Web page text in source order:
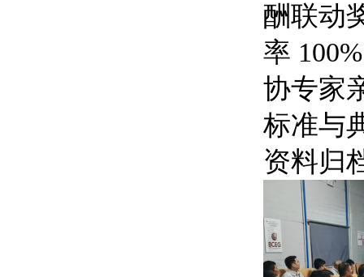
酬联动
率
协专家
标准与
资料归